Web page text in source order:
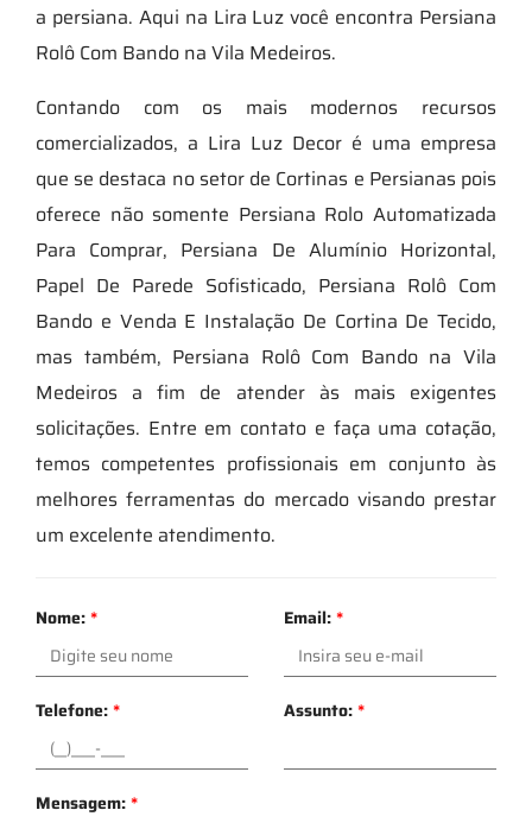
a persiana. Aqui na Lira Luz você encontra Persiana
Rolô Com Bando na Vila Medeiros.
Contando com os mais modernos recursos
comercializados, a Lira Luz Decor é uma empresa
que se destaca no setor de Cortinas e Persianas pois
oferece não somente Persiana Rolo Automatizada
Para Comprar, Persiana De Alumínio Horizontal,
Papel De Parede Sofisticado, Persiana Rolô Com
Bando e Venda E Instalação De Cortina De Tecido,
mas também, Persiana Rolô Com Bando na Vila
Medeiros a fim de atender às mais exigentes
solicitações. Entre em contato e faça uma cotação,
temos competentes profissionais em conjunto às
melhores ferramentas do mercado visando prestar
um excelente atendimento.
Nome:* Email:*
Telefone:* Assunto:*
Mensagem:*